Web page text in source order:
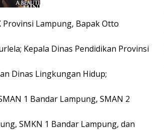
Provinsi Lampung, Bapak Otto
Kepala Dinas Pendidikan Provinsi
Dinas Lingkungan Hidup;
1 Bandar Lampung, SMAN 2
SMKN 1 Bandar Lampung, dan